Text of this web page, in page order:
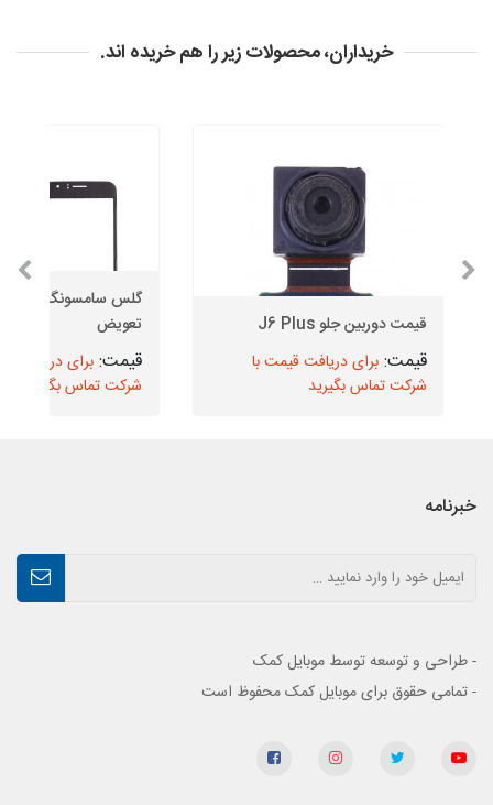
خریداران، محصولات زیر را هم خریده اند.
قیمت دوربین جلو J6 Plus
برای دریافت قیمت با
شرکت تماس بگیرید
تعویض
برای دریافت
شرکت تماس بگیرید
خبرنامه
- طراحی و توسعه توسط موبایل کمک
- تمامی حقوق برای موبایل کمک محفوظ است